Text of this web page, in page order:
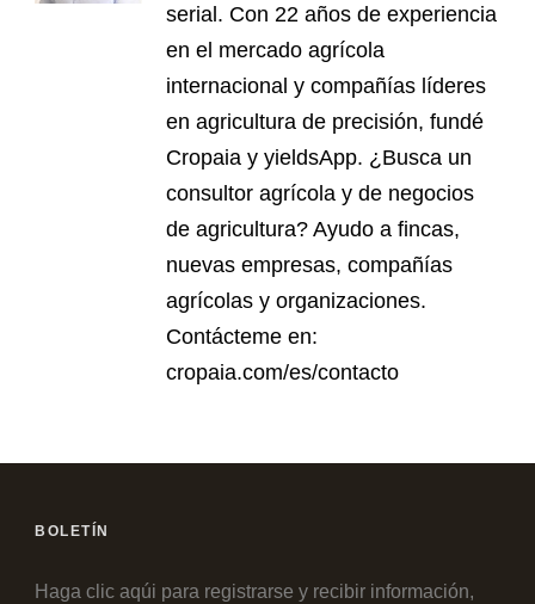
serial. Con 22 años de experiencia
en el mercado agrícola
internacional y compañías líderes
en agricultura de precisión, fundé
Cropaia y yieldsApp. ¿Busca un
consultor agrícola y de negocios
de agricultura? Ayudo a fincas,
nuevas empresas, compañías
agrícolas y organizaciones.
Contácteme en:
cropaia.com/es/contacto
BOLETÍN
Haga clic aqúi para registrarse y recibir información,